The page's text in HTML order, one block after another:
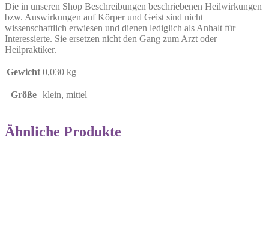
Die in unseren Shop Beschreibungen beschriebenen Heilwirkungen
bzw. Auswirkungen auf Körper und Geist sind nicht
wissenschaftlich erwiesen und dienen lediglich als Anhalt für
Interessierte. Sie ersetzen nicht den Gang zum Arzt oder
Heilpraktiker.
Gewicht 0,030 kg
Größe klein, mittel
Ähnliche Produkte